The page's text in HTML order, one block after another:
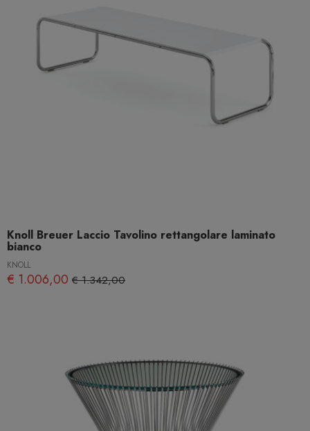
Knoll Breuer Laccio Tavolino rettangolare laminato
bianco
KNOLL
€ 1.006,00 € 1.342,00